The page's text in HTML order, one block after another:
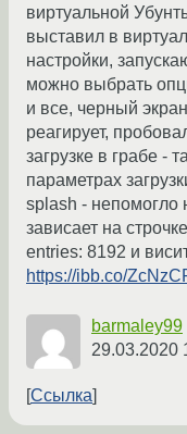
виртуальной
выставил в
настройки,
можно выбрать
и все, черный
реагирует,
загрузке в грабе -
параметрах
splash - непомогло
зависает на
entries: 8192 и
https://ibb.co/
barmaley99
29.03.2020
Ссылка